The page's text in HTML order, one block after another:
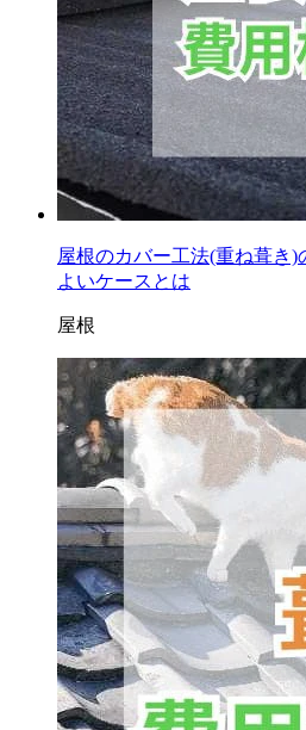
屋根のカバー工法(重ね葺き
よいケースとは
屋根